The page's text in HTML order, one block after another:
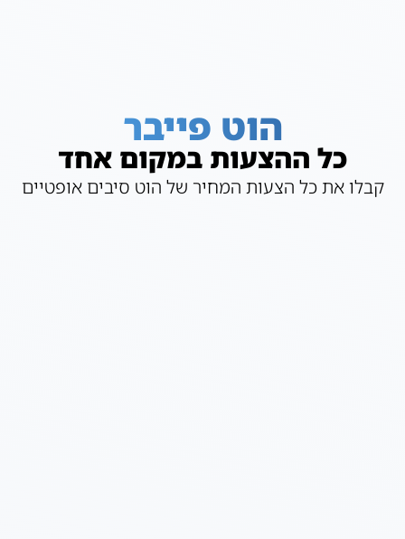
הוט פייבר
כל ההצעות במקום אחד
קבלו את כל הצעות המחיר של הוט סיבים אופטיים